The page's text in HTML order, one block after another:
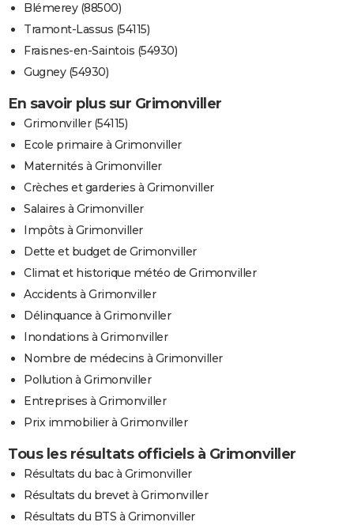
Blémerey (88500)
Tramont-Lassus (54115)
Fraisnes-en-Saintois (54930)
Gugney (54930)
En savoir plus sur Grimonviller
Grimonviller (54115)
Ecole primaire à Grimonviller
Maternités à Grimonviller
Crèches et garderies à Grimonviller
Salaires à Grimonviller
Impôts à Grimonviller
Dette et budget de Grimonviller
Climat et historique météo de Grimonviller
Accidents à Grimonviller
Délinquance à Grimonviller
Inondations à Grimonviller
Nombre de médecins à Grimonviller
Pollution à Grimonviller
Entreprises à Grimonviller
Prix immobilier à Grimonviller
Tous les résultats officiels à Grimonviller
Résultats du bac à Grimonviller
Résultats du brevet à Grimonviller
Résultats du BTS à Grimonviller